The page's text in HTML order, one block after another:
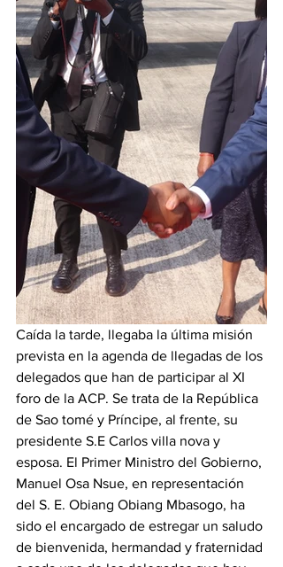
‎Caída la tarde, llegaba la última misión
prevista en la agenda de llegadas de los
delegados que han de participar al XI
foro de la ACP. Se trata de la República
de Sao tomé y Príncipe, al frente, su
presidente S.E Carlos villa nova y
esposa. El Primer Ministro del Gobierno,
Manuel Osa Nsue, en representación
del S. E. Obiang Obiang Mbasogo, ha
sido el encargado de estregar un saludo
de bienvenida, hermandad y fraternidad